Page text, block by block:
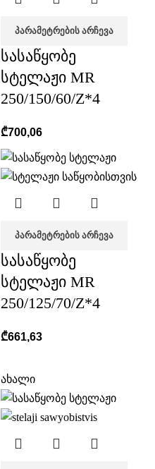
ᲞᲐᲠᲐᲛᲔᲢᲠᲔᲑᲘᲡ ᲐᲠᲩᲔᲕᲐ
სასაწყობე
სტელაჟი MR
250/150/60/Z*4
₾700,06
ᲞᲐᲠᲐᲛᲔᲢᲠᲔᲑᲘᲡ ᲐᲠᲩᲔᲕᲐ
სასაწყობე
სტელაჟი MR
250/125/70/Z*4
₾661,63
ახალი